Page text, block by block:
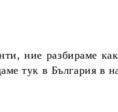
ние разбираме
тук в България в